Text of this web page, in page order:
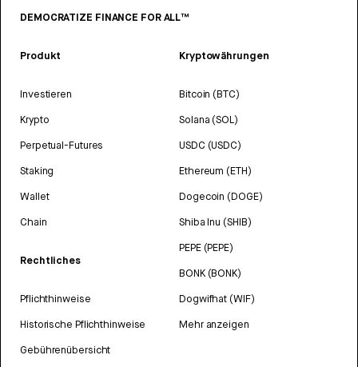
DEMOCRATIZE FINANCE FOR ALL™
Produkt
Investieren
Krypto
Perpetual-Futures
Staking
Wallet
Chain
Rechtliches
Pflichthinweise
Historische Pflichthinweise
Gebührenübersicht
Kryptowährungen
Bitcoin (BTC)
Solana (SOL)
USDC (USDC)
Ethereum (ETH)
Dogecoin (DOGE)
Shiba Inu (SHIB)
PEPE (PEPE)
BONK (BONK)
Dogwifhat (WIF)
Mehr anzeigen